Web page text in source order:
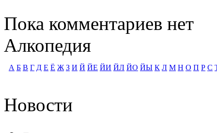
Пока комментариев нет
Алкопедия
А Б В Г Д Е Ё Ж З И Й ЙЕ ЙИ ЙЛ ЙО ЙЫ К Л М Н О П Р С
Новости